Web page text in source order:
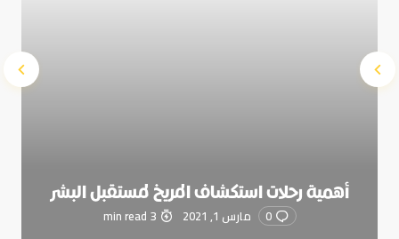
أهمية رحلات استكشاف المريخ لمستقبل البشر
0 مارس 1, 2021 3 min read